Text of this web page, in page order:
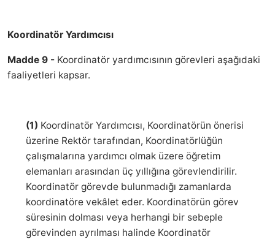
Koordinatör Yardımcısı
Madde 9 - Koordinatör yardımcısının görevleri aşağıdaki
faaliyetleri kapsar.
(1) Koordinatör Yardımcısı, Koordinatörün önerisi
üzerine Rektör tarafından, Koordinatörlüğün
çalışmalarına yardımcı olmak üzere öğretim
elemanları arasından üç yıllığına görevlendirilir.
Koordinatör görevde bulunmadığı zamanlarda
koordinatöre vekâlet eder. Koordinatörün görev
süresinin dolması veya herhangi bir sebeple
görevinden ayrılması halinde Koordinatör